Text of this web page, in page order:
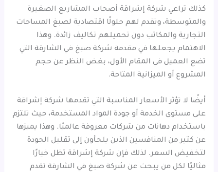
كذلك تراعي شركة إشراقة أصحاب المشاريع الصغيرة
والمتوسطة، وتقدم لهم حلولًا اقتصادية لصبغ المساحات
التجارية والمكاتب دون تحميلهم تكاليف زائدة. وهذا
الاهتمام يجعلها في مقدمة شركة صبغ في الشارقة التي
تضع العميل في المقام الأول، بغض النظر عن حجم
المشروع أو الميزانية المتاحة.
أيضًا لا تؤثر الأسعار المناسبة التي تقدمها شركة إشراقة
على مستوى الخدمة أو جودة المواد المستخدمة، حيث تلتزم
باستخدام دهانات من شركات معروفة عالميًا. وهذا يميزها
عن كثير من المنافسين الذين يلجأون إلى تقليل الجودة
لتخفيض السعر. لذلك فإن شركة إشراقة تظل خيارًا
مثاليًا لكل من يبحث عن شركة صبغ في الشارقة تقدم